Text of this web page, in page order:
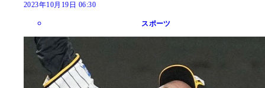
2023年10月19日 06:30
スポーツ